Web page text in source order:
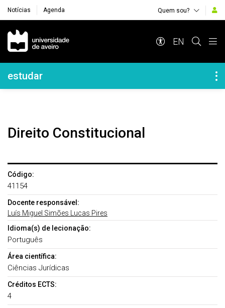
Notícias Agenda Quem sou?
Navegação Principal
EN
Navegação Lateral
estudar
Direito Constitucional
Código:
41154
Docente responsável:
Luís Miguel Simões Lucas Pires
Idioma(s) de lecionação:
Português
Área científica:
Ciências Jurídicas
Créditos ECTS:
4